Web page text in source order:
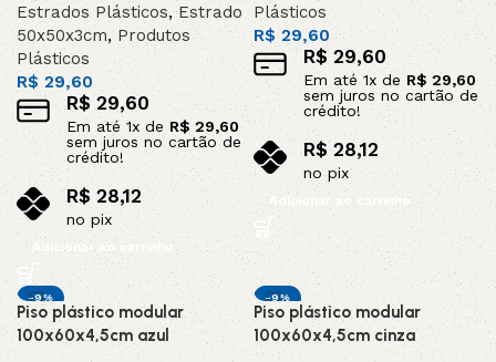
Estrados Plásticos,Estrado
50x50x3cm, Produtos
Plásticos
R$ 29,60
R$ 29,60
Em até 1x de R$ 29,60
sem juros no cartão de
crédito!
R$ 28,12
no pix
Adicionar ao carrinho
Plásticos
R$ 29,60
R$29,60
Em até 1x de R$ 29,60
sem juros no cartão de
crédito!
R$28,12
no pix
Adicionar ao carrinho
-9%
DESTAQUE
Piso plástico modular
100x60x4,5cm azul
-9%
DESTAQUE
Piso plástico modular
100x60x4,5cm cinza